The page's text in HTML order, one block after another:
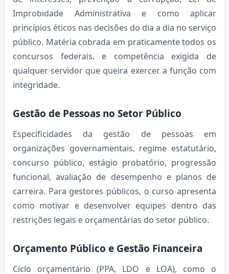
Improbidade Administrativa e como aplicar
princípios éticos nas decisões do dia a dia no serviço
público. Matéria cobrada em praticamente todos os
concursos federais, e competência exigida de
qualquer servidor que queira exercer a função com
integridade.
Gestão de Pessoas no Setor Público
Especificidades da gestão de pessoas em
organizações governamentais, regime estatutário,
concurso público, estágio probatório, progressão
funcional, avaliação de desempenho e planos de
carreira. Para gestores públicos, o curso apresenta
como motivar e desenvolver equipes dentro das
restrições legais e orçamentárias do setor público.
Orçamento Público e Gestão Financeira
Ciclo orçamentário (PPA, LDO e LOA), como o